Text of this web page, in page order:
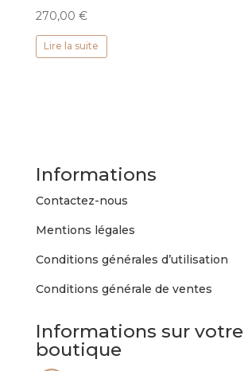
270,00 €
Lire la suite
Informations
Contactez-nous
Mentions légales
Conditions générales d’utilisation
Conditions générale de ventes
Informations sur votre
boutique